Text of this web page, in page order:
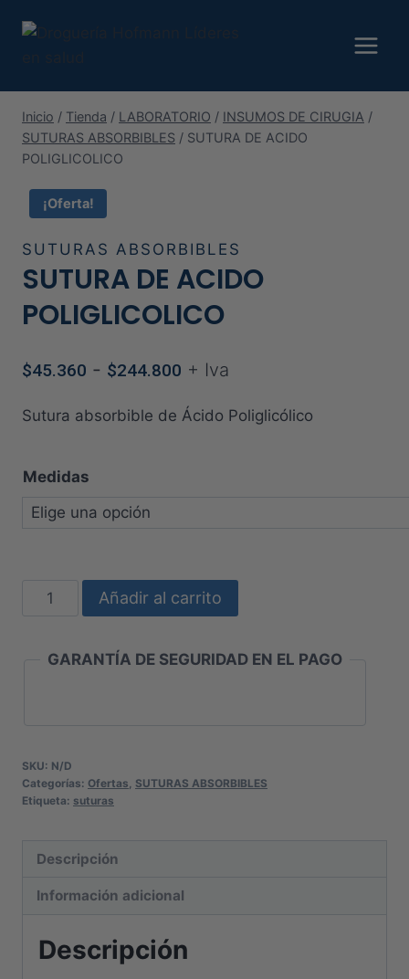
Inicio / Tienda / LABORATORIO / INSUMOS DE CIRUGIA /
SUTURAS ABSORBIBLES / SUTURA DE ACIDO
POLIGLICOLICO
¡Oferta!
SUTURAS ABSORBIBLES
SUTURA DE ACIDO
POLIGLICOLICO
$45.360 - $244.800 Rango
+ Iva
Sutura absorbible de Ácido Poliglicólico
Medidas
SUTURA
POLIGLICOLICO
Añadir al carrito
GARANTÍA DE SEGURIDAD EN EL PAGO
SKU: N/D
Categorías: Ofertas SUTURAS ABSORBIBLES
Etiqueta: suturas
Descripción
Información adicional
Descripción